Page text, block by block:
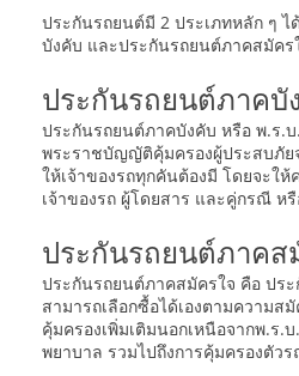
ประกันรถยนต์มี 2 ประเภทหลัก ๆ
บังคับ และประกันรถยนต์ภาคสมัคร
ประกันรถยนต์ภาคบั
ประกันรถยนต์ภาคบังคับ หรือ พ.ร.
พระราชบัญญัติคุ้มครองผู้ประสบภัย
ให้เจ้าของรถทุกคันต้องมี โดยจะใ
เจ้าของรถ ผู้โดยสาร และคู่กรณี ห
ประกันรถยนต์ภาคส
ประกันรถยนต์ภาคสมัครใจ คือ ปร
สามารถเลือกซื้อได้เองตามความส
คุ้มครองเพิ่มเติมนอกเหนือจากพ.ร.
พยาบาล รวมไปถึงการคุ้มครองตัว